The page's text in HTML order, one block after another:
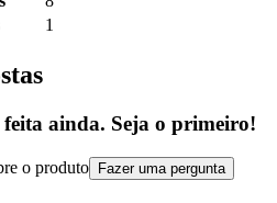
1
ainda. Seja o primeiro!
o produto Fazer uma pergunta